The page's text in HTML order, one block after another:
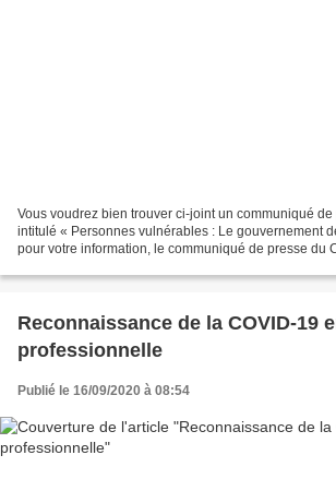
Vous voudrez bien trouver ci-joint un communiqué de
intitulé « Personnes vulnérables : Le gouvernement
pour votre information, le communiqué de presse du
Reconnaissance de la COVID-19
professionnelle
Publié le 16/09/2020 à 08:54